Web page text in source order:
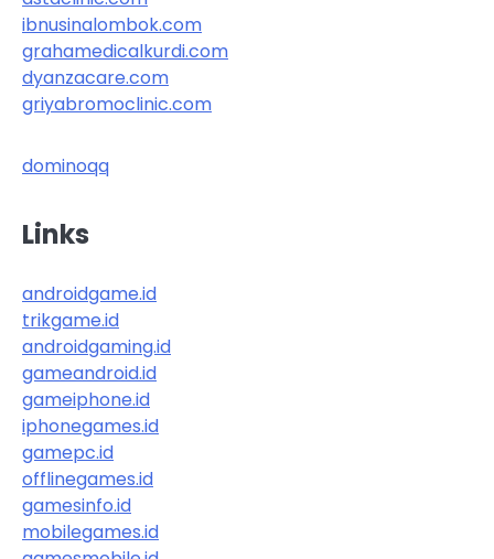
ibnusinalombok.com
grahamedicalkurdi.com
dyanzacare.com
griyabromoclinic.com
dominoqq
Links
androidgame.id
trikgame.id
androidgaming.id
gameandroid.id
gameiphone.id
iphonegames.id
gamepc.id
offlinegames.id
gamesinfo.id
mobilegames.id